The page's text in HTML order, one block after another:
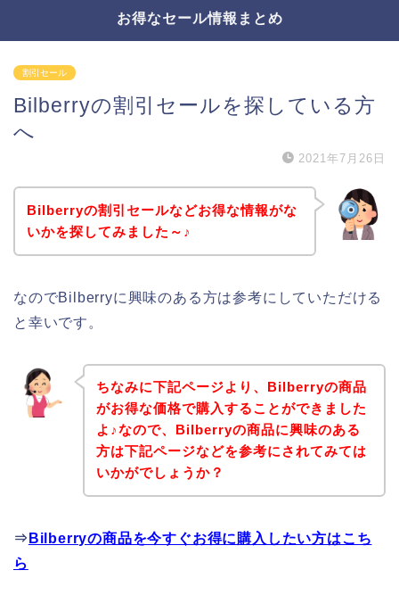
お得なセール情報まとめ
割引セール
Bilberryの割引セールを探している方
へ
2021年7月26日
Bilberryの割引セールなどお得な情報がな
いかを探してみました～♪
なのでBilberryに興味のある方は参考にしていただける
と幸いです。
ちなみに下記ページより、Bilberryの商品
がお得な価格で購入することができました
よ♪なので、Bilberryの商品に興味のある
方は下記ページなどを参考にされてみては
いかがでしょうか？
⇒ Bilberryの商品を今すぐお得に購入したい方はこち
ら